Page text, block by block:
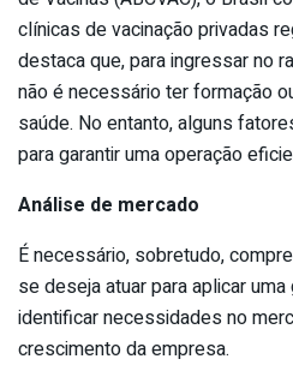
clínicas de vacinação privadas
destaca que, para ingressar no
não é necessário ter formação
saúde. No entanto, alguns
para garantir uma operação
Análise de mercado
É necessário, sobretudo,
se deseja atuar para aplicar
identificar necessidades no
crescimento da empresa.